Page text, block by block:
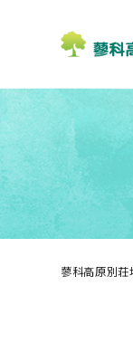
蓼科高原別荘